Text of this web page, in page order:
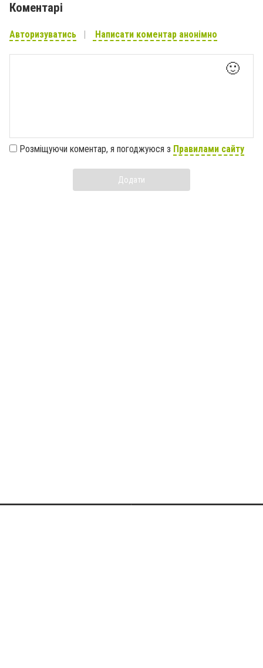
Коментарі
Авторизуватись Написати коментар анонімно
🙂
Розміщуючи коментар, я погоджуюся з Правилами сайту
Додати